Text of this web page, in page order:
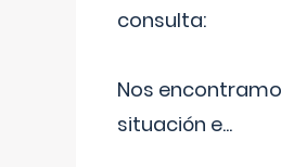
consulta:
Nos
situación e...